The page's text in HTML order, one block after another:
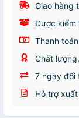
Giao hàng
Được kiểm
Thanh
Chất
7 ngày đổi
Hỗ trợ